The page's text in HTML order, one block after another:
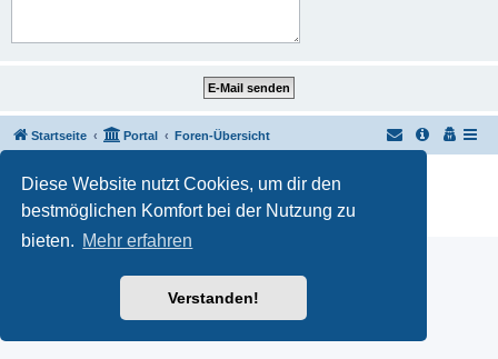
Diese Website nutzt Cookies, um dir den
bestmöglichen Komfort bei der Nutzung zu
bieten. Mehr erfahren
Verstanden!
Startseite Portal Foren-Übersicht
Powered by phpBB
® Forum Software © phpBB Limited
Customized by
Datenschutz|Nutzungsbedingungen